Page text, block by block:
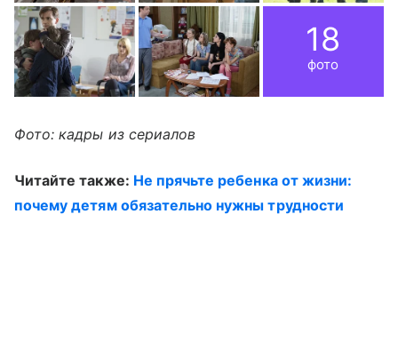
18
фото
Фото: кадры из сериалов
Читайте также: Не прячьте ребенка от жизни:
почему детям обязательно нужны трудности